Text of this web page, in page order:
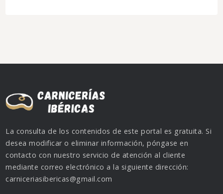
La consulta de los contenidos de este portal es gratuita. Si
desea modificar o eliminar información, póngase en
contacto con nuestro servicio de atención al cliente
mediante correo electrónico a la siguiente dirección:
carniceriasibericas@gmail.com